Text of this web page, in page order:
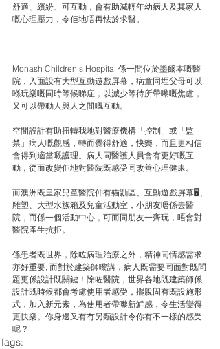
舒適、繽紛、可互動，會有助減輕年幼病人及其家人
嘅心理壓力，令佢地唔再怯於求醫。
Monash Children’s Hospital 係一間位於墨爾本嘅醫
院，入面設有大型互動遊戲屏幕，病童同埋父母可以
喺玩樂嘅同時等候睇症，以減少等待所帶嚟嘅焦慮，
又可以帶動人與人之間嘅互動。
空間設計有助扭轉我地對醫療機構「控制」或「監
禁」病人嘅觀感，轉而覺得舒適，快樂，而且更相信
會得到適當嘅護理。病人同醫護人員會有更好嘅互
動，從而改變佢地對醫院既感受同改善心理健康。
而澳洲既皇家兒童醫院仲有貓鼬區、互動遊戲屏幕🖥、
雕塑、大型水族箱及兒童活動室，小朋友唔係去醫
院，而係一個活動中心，可而同朋友一齊玩，唔會對
醫院產生抗拒。
係患者既世界，除咗病理治療之外，精神同情感需求
亦好重要; 而對於建築師嚟講，病人既需要同面對既問
題更係設計既關鍵！除咗醫院，世界各地既建築師係
設計既時候都會考慮使用者感受，擺脫固有既設施形
式，加入新元素，為使用者帶嚟新鮮感，令生活變得
更快樂。你身邊又有冇另類設計令你有不一樣的感受
呢？
Tags: